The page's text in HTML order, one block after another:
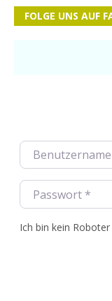
FOLGE UNS AUF
Benutzername
Passwort
Ich bin kein Roboter